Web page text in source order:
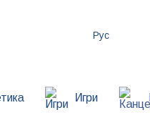
Рус
Игри